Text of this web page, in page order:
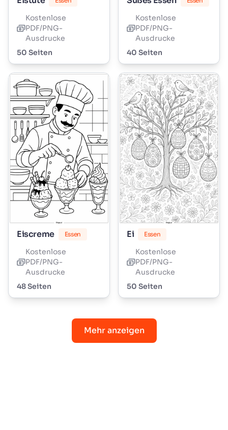
Kostenlose
PDF/PNG-
Ausdrucke
50 Seiten
Kostenlose
PDF/PNG-
Ausdrucke
40 Seiten
Eiscreme Essen
Kostenlose
PDF/PNG-
Ausdrucke
48 Seiten
Ei Essen
Kostenlose
PDF/PNG-
Ausdrucke
50 Seiten
Mehr anzeigen